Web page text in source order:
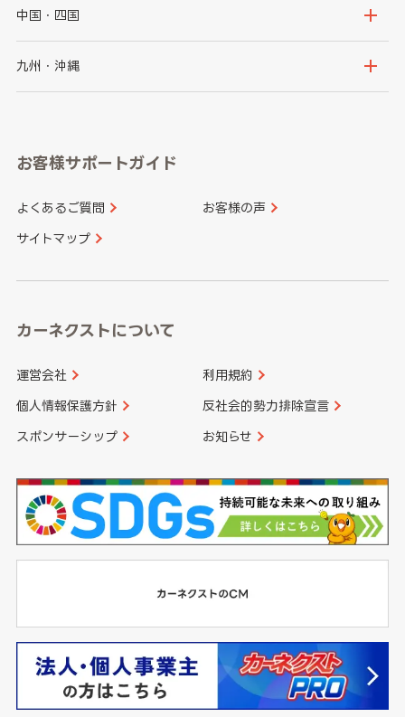
千葉県
石川県
山梨県
愛知県
大阪府
京都府
和歌山県
中国・四国
鳥取県
山口県
香川県 愛媛県
九州・沖縄
長崎県
大分県 宮崎県
お客様サポートガイド
よくあるご質問 お客様の声
サイトマップ
カーネクストについて
運営会社 利用規約
個人情報保護方針 反社会的勢力排除宣言
スポンサーシップ お知らせ